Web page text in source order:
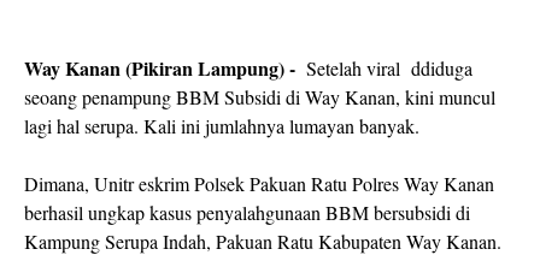
Way Kanan (Pikiran Lampung) - Setelah viral ddiduga
seoang penampung BBM Subsidi di Way Kanan, kini muncul
lagi hal serupa. Kali ini jumlahnya lumayan banyak.
Dimana, Unitr eskrim Polsek Pakuan Ratu Polres Way Kanan
berhasil ungkap kasus penyalahgunaan BBM bersubsidi di
Kampung Serupa Indah, Pakuan Ratu Kabupaten Way Kanan.